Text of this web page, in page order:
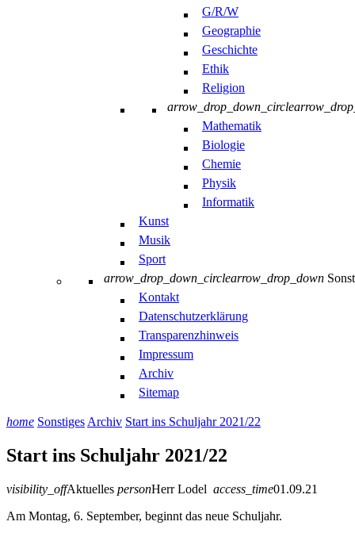
G/R/W
Geographie
Geschichte
Ethik
Religion
arrow_drop_down_circle
Mathematik
Biologie
Chemie
Physik
Informatik
Kunst
Musik
Sport
arrow_drop_down_circlearrow_drop_down
Kontakt
Datenschutzerklärung
Transparenzhinweis
Impressum
Archiv
Sitemap
home Sonstiges Archiv Start ins Schuljahr 2021/22
Start ins Schuljahr 2021/22
visibility_offAktuelles personHerr Lodel access_time01.09.21
Am Montag, 6. September, beginnt das neue Schuljahr.